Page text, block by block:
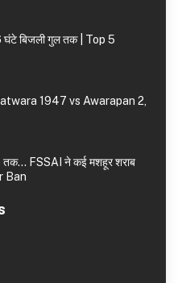
घंटे बिजली गुल तक | Top 5
1947 vs Awarapan 2,
FSSAI ने कई मशहूर शराब
Ban